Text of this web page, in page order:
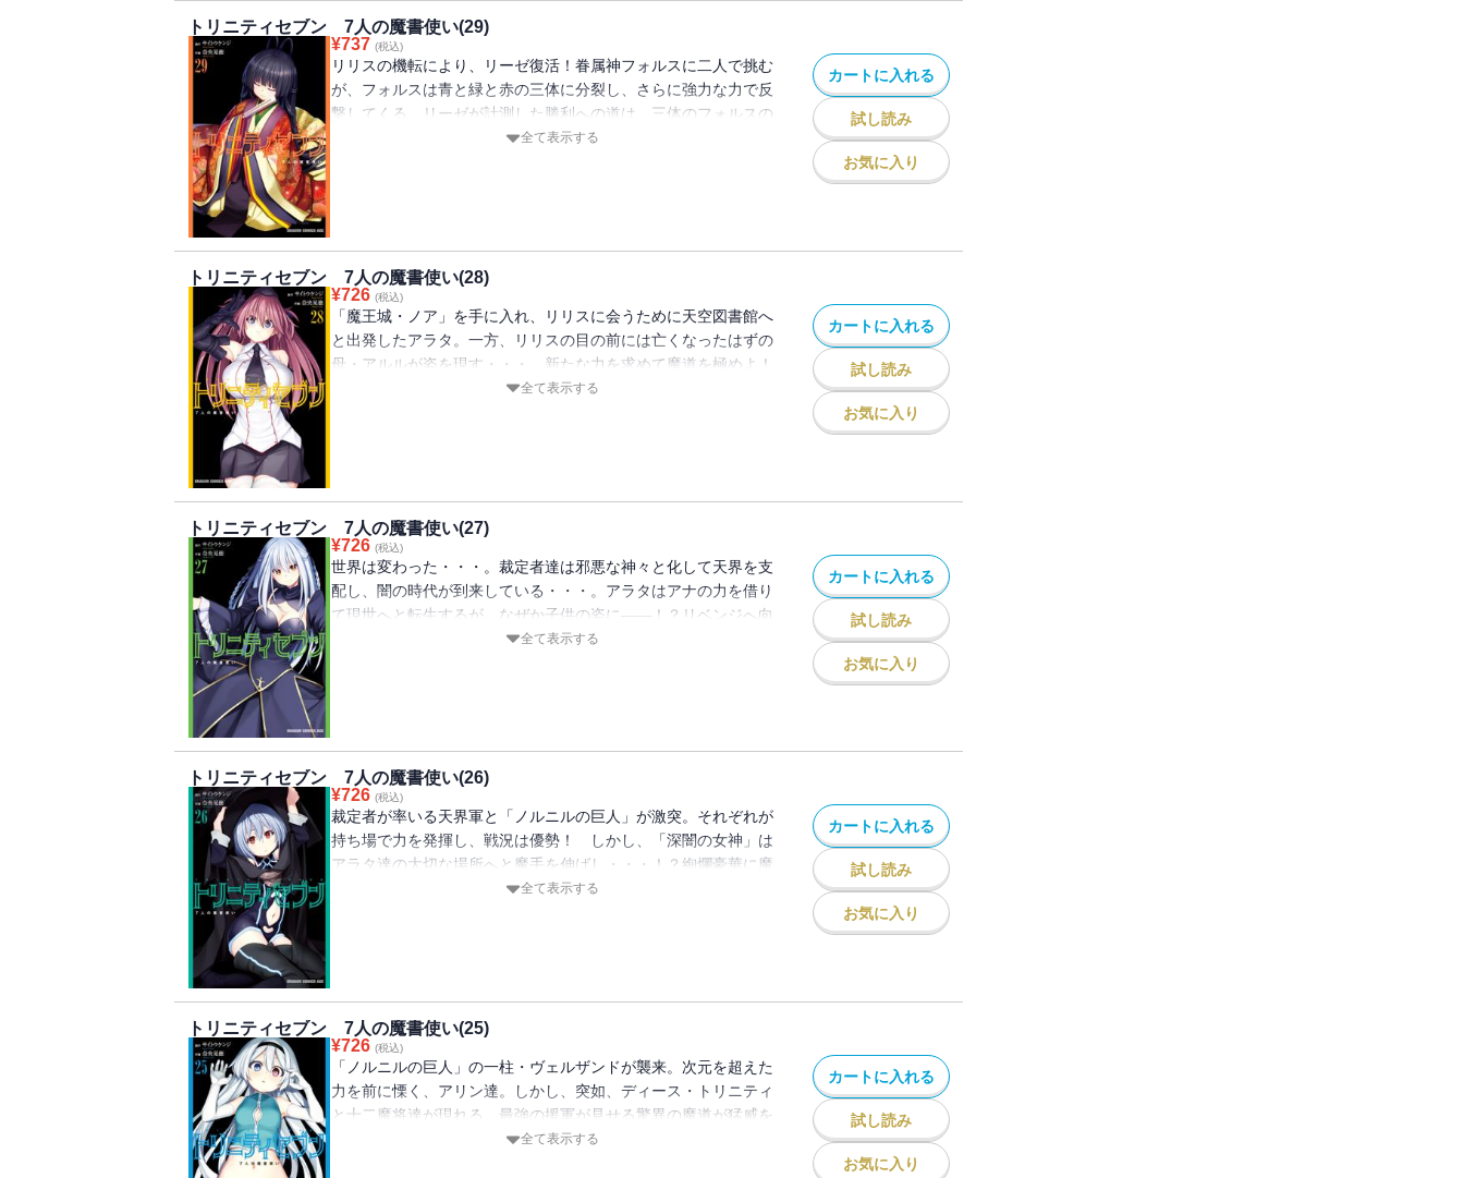
トリニティセブン 7人の魔書使い(29)
¥737 (税込)
リリスの機転により、リーゼ復活！眷属神フォルスに二人で挑む
が、フォルスは青と緑と赤の三体に分裂し、さらに強力な力で反
撃してくる。リーゼが計測した勝利への道は、三体のフォルスの
中にいるアリエスの魂を宿した一体を、リリスが最大の力で撃ち
全て表示する
カートに入れる
試し読み
お気に入り
トリニティセブン 7人の魔書使い(28)
¥726 (税込)
「魔王城・ノア」を手に入れ、リリスに会うために天空図書館へ
と出発したアラタ。一方、リリスの目の前には亡くなったはずの
母・アルルが姿を現す・・・。新たな力を求めて魔道を極めよ！
母娘愛あふれる第28巻！！ 全て表示する
カートに入れる
試し読み
お気に入り
トリニティセブン 7人の魔書使い(27)
¥726 (税込)
世界は変わった・・・。裁定者達は邪悪な神々と化して天界を支
配し、闇の時代が到来している・・・。アラタはアナの力を借り
て現世へと転生するが、なぜか子供の姿に――！？リベンジへ向
け特訓開始！新展開な第27巻！！
全て表示する
カートに入れる
試し読み
お気に入り
トリニティセブン 7人の魔書使い(26)
¥726 (税込)
裁定者が率いる天界軍と「ノルニルの巨人」が激突。それぞれが
持ち場で力を発揮し、戦況は優勢！ しかし、「深闇の女神」は
アラタ達の大切な場所へと魔手を伸ばし・・・！？絢爛豪華に魔
道が躍る、頂上決戦の第26巻！全て表示する
カートに入れる
試し読み
お気に入り
トリニティセブン 7人の魔書使い(25)
¥726 (税込)
「ノルニルの巨人」の一柱・ヴェルザンドが襲来。次元を超えた
力を前に慄く、アリン達。しかし、突如、ディース・トリニティ
と十二魔将達が現れる。最強の援軍が見せる驚異の魔道が猛威を
全て表示する
カートに入れる
試し読み
お気に入り